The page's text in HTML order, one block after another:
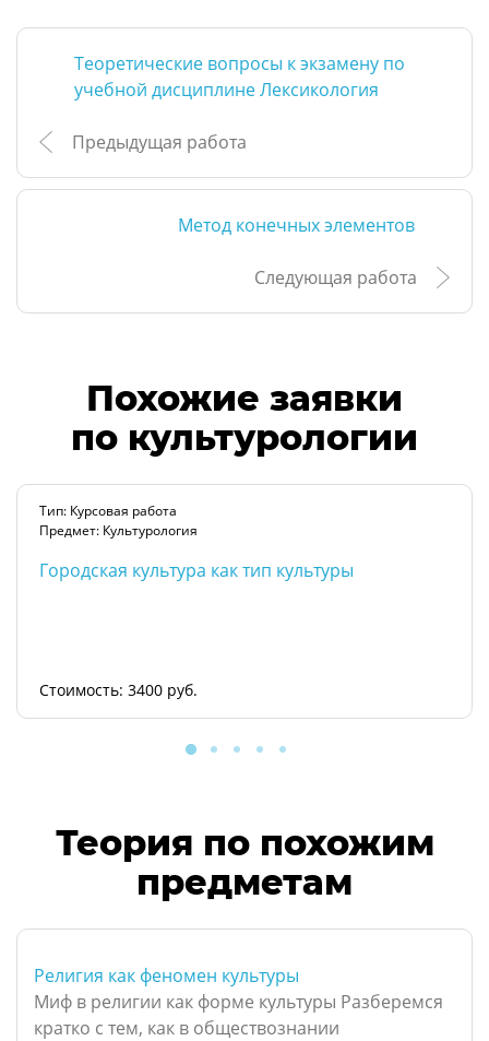
Теоретические вопросы к экзамену по
учебной дисциплине Лексикология
Предыдущая работа
Метод конечных элементов
Следующая работа
Похожие заявки
по культурологии
Тип: Курсовая работа
Предмет: Культурология
Городская культура как тип культуры
Стоимость: 3400 руб.
Теория по похожим
предметам
Религия как феномен культуры
Миф в религии как форме культуры Разберемся
кратко с тем, как в обществознании